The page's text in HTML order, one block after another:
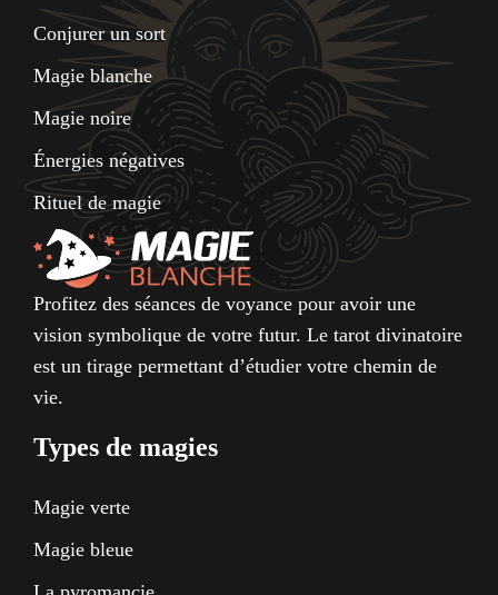
Conjurer un sort
Magie blanche
Magie noire
Énergies négatives
Rituel de magie
Profitez des séances de voyance pour avoir une
vision symbolique de votre futur. Le tarot divinatoire
est un tirage permettant d’étudier votre chemin de
vie.
Types de magies
Magie verte
Magie bleue